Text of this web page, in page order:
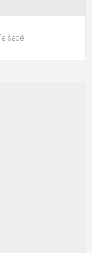
šedé